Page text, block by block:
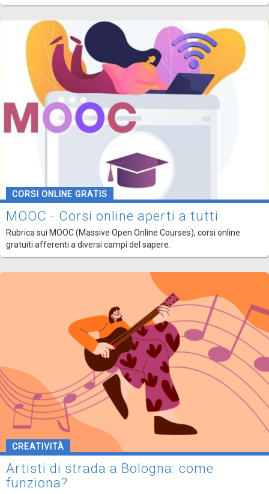
CORSI ONLINE GRATIS
MOOC - Corsi online aperti a tutti
Rubrica sui MOOC (Massive Open Online Courses), corsi online
gratuiti afferenti a diversi campi del sapere.
CREATIVITÀ
Artisti di strada a Bologna: come
funziona?